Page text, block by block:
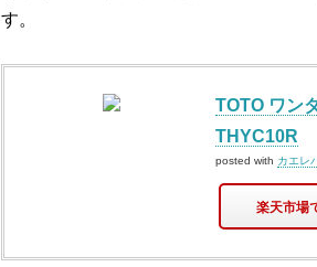
す。
TOTO ワン
THYC10R
posted with カエレ
楽天市場